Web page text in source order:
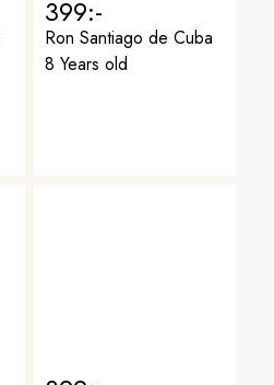
399:-
Ron Santiago de Cuba
8 Years old